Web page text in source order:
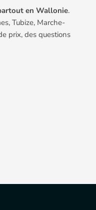
en Wallonie.
Tubize, Marche-
prix, des questions